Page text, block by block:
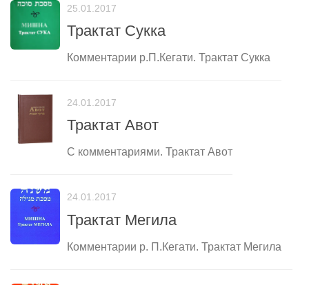
25.01.2017
Трактат Сукка
Комментарии р.П.Кегати. Трактат Сукка
24.01.2017
Трактат Авот
С комментариями. Трактат Авот
24.01.2017
Трактат Мегила
Комментарии р. П.Кегати. Трактат Мегила